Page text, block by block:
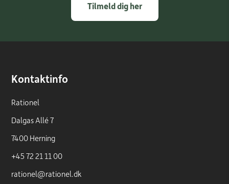
Tilmeld dig her
Kontaktinfo
Rationel
Dalgas Allé 7
7400 Herning
+45 72 21 11 00
rationel@rationel.dk